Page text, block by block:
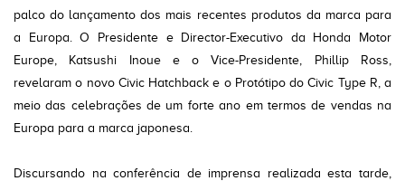
palco do lançamento dos mais recentes produtos da marca para
a Europa. O Presidente e Director-Executivo da Honda Motor
Europe, Katsushi Inoue e o Vice-Presidente, Phillip Ross,
revelaram o novo Civic Hatchback e o Protótipo do Civic Type R, a
meio das celebrações de um forte ano em termos de vendas na
Europa para a marca japonesa.
Discursando na conferência de imprensa realizada esta tarde,